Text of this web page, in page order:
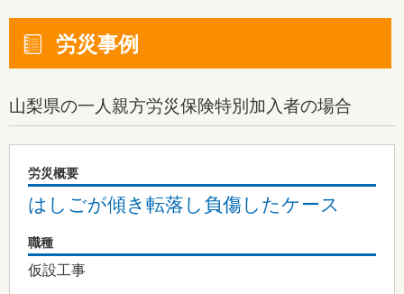
労災事例
山梨県の一人親方労災保険特別加入者の場合
労災概要
はしごが傾き転落し負傷したケース
職種
仮設工事